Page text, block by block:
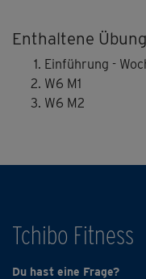
vertiefst die Übung,
Bewegungssequenz
Stagnationen lösen.
Enthaltene
Einführung -
W6 M1
W6 M2
Tchibo Fitness
Du hast eine Frage?